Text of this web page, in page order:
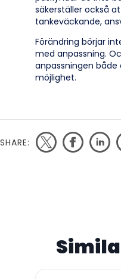
säkerställer också
tankeväckande,
Förändring börjar
med anpassning.
anpassningen
möjlighet.
SHARE: